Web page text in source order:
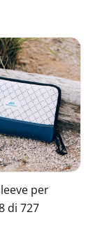
per
di 727